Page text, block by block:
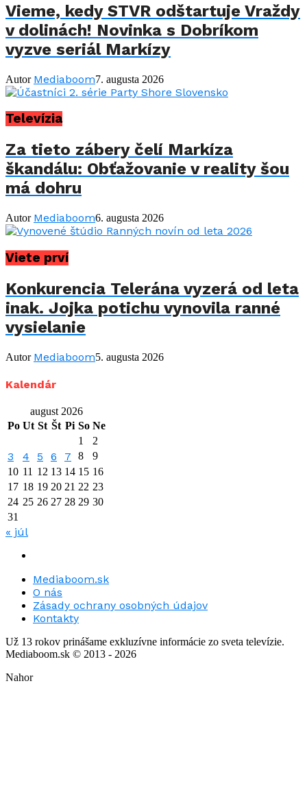
Vieme, kedy STVR odštartuje Vraždy
v dolinách! Novinka s Dobríkom
vyzve seriál Markízy
Autor Mediaboom7. augusta 2026
Televízia
Za tieto zábery čelí Markíza
škandálu: Obťažovanie v reality šou
má dohru
Autor Mediaboom6. augusta 2026
Viete prví
Konkurencia Telerána vyzerá od leta
inak. Jojka potichu vynovila ranné
vysielanie
Autor Mediaboom5. augusta 2026
Kalendár
august 2026
Po Ut St Št Pi So Ne
1
2
3 4 5 6 7 8
9
10 11 12 13 14 15 16
17 18 19 20 21 22 23
24 25 26 27 28 29 30
31
« júl
Mediaboom.sk
O nás
Zásady ochrany osobných údajov
Kontakty
Už 13 rokov prinášame exkluzívne informácie zo sveta televízie.
Mediaboom.sk © 2013 - 2026
Nahor